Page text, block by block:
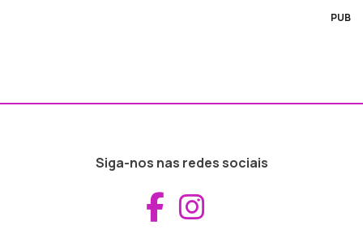
PUB
Siga-nos nas redes sociais
Aceder ao